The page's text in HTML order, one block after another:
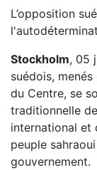
L’opposition
Stockholm, 05
suédois,
du Centre, se
traditionnelle
international et
peuple
gouvernement.